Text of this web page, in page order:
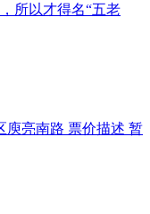
所以才得名“五老
庾亮南路 票价描述 暂